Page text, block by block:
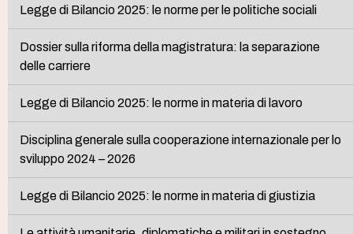
Legge di Bilancio 2025: le norme per le politiche sociali
Dossier sulla riforma della magistratura: la separazione
delle carriere
Legge di Bilancio 2025: le norme in materia di lavoro
Disciplina generale sulla cooperazione internazionale per lo
sviluppo 2024 – 2026
Legge di Bilancio 2025: le norme in materia di giustizia